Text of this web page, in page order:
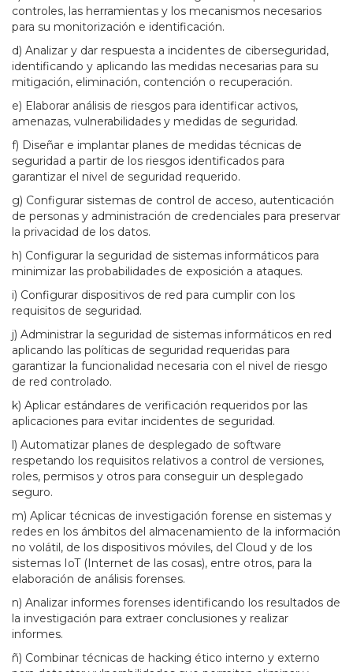
controles, las herramientas y los mecanismos necesarios
para su monitorización e identificación.
d) Analizar y dar respuesta a incidentes de ciberseguridad,
identificando y aplicando las medidas necesarias para su
mitigación, eliminación, contención o recuperación.
e) Elaborar análisis de riesgos para identificar activos,
amenazas, vulnerabilidades y medidas de seguridad.
f) Diseñar e implantar planes de medidas técnicas de
seguridad a partir de los riesgos identificados para
garantizar el nivel de seguridad requerido.
g) Configurar sistemas de control de acceso, autenticación
de personas y administración de credenciales para preservar
la privacidad de los datos.
h) Configurar la seguridad de sistemas informáticos para
minimizar las probabilidades de exposición a ataques.
i) Configurar dispositivos de red para cumplir con los
requisitos de seguridad.
j) Administrar la seguridad de sistemas informáticos en red
aplicando las políticas de seguridad requeridas para
garantizar la funcionalidad necesaria con el nivel de riesgo
de red controlado.
k) Aplicar estándares de verificación requeridos por las
aplicaciones para evitar incidentes de seguridad.
l) Automatizar planes de desplegado de software
respetando los requisitos relativos a control de versiones,
roles, permisos y otros para conseguir un desplegado
seguro.
m) Aplicar técnicas de investigación forense en sistemas y
redes en los ámbitos del almacenamiento de la información
no volátil, de los dispositivos móviles, del Cloud y de los
sistemas IoT (Internet de las cosas), entre otros, para la
elaboración de análisis forenses.
n) Analizar informes forenses identificando los resultados de
la investigación para extraer conclusiones y realizar
informes.
ñ) Combinar técnicas de hacking ético interno y externo